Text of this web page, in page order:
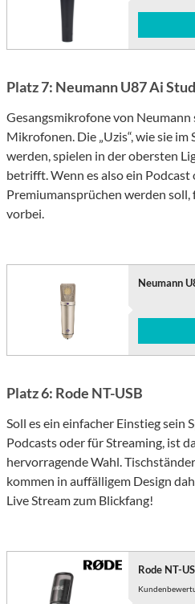
Platz 7: Neumann U87 Ai
Gesangsmikrofone von
Mikrofonen. Die „Uzis“, wie sie
werden, spielen in der obersten
betrifft. Wenn es also ein Podcast
Premiumansprüchen werden
vorbei.
Neumann
Platz 6: Rode NT-USB
Soll es ein einfacher Einstieg sein
Podcasts oder für Streaming, ist
hervorragende Wahl.
kommen in auffälligem Design
Live Stream zum Blickfang!
Rode NT-